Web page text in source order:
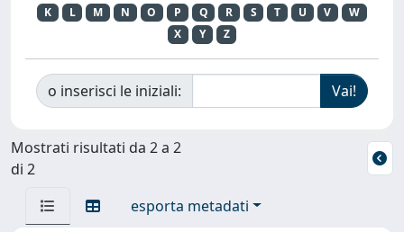
K
L M N O P Q R S T U V
W
X
Y Z
o inserisci le iniziali:
Mostrati risultati da 2 a 2
di 2
esporta metadati